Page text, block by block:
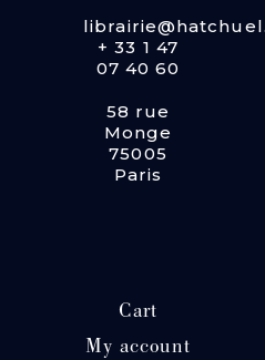
+ 33 1 47
07 40 60
58 rue
Monge
75005
Paris
Cart
My account